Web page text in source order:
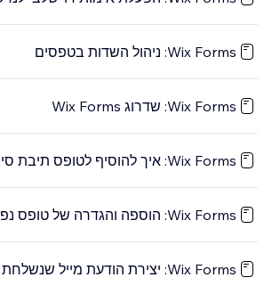
Wix Forms: ניהול השדות בטפסים
Wix Forms: שדרוג Wix Forms
Wix Forms: איך להוסיף לטופס תיבת סימון לצורך הסכמה לקבלת הודעות
Wix Forms: הוספה והגדרה של טופס נפרד (Standalone)
Wix Forms: יצירת הודעת מייל שנשלחת אוטומטית למי שמילא טופס